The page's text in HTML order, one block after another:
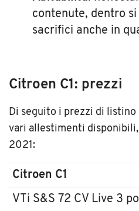
contenute, dentro
sacrifici anche in
Citroen C1: prezzi
Di seguito i prezzi di listino
vari allestimenti
2021:
Citroen C1
VTi S&S 72 CV Live 3